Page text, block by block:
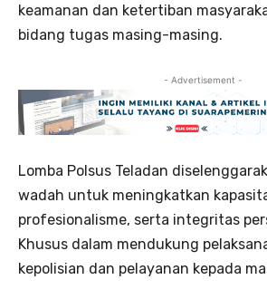
keamanan dan ketertiban
bidang tugas masing-masing.
- Advertisement -
Lomba Polsus Teladan
wadah untuk meningkatkan
profesionalisme, serta integritas
Khusus dalam mendukung
kepolisian dan pelayanan kepada